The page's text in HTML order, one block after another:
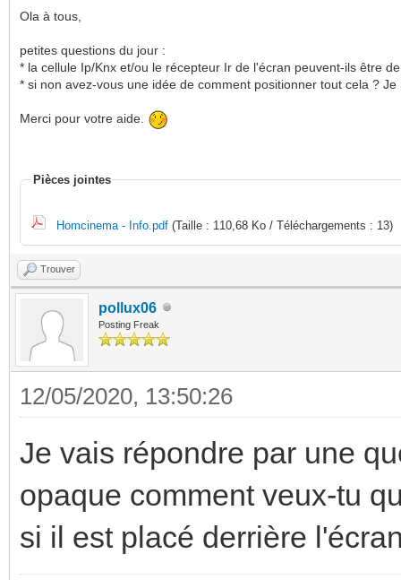
Ola à tous,
petites questions du jour :
* la cellule Ip/Knx et/ou le récepteur Ir de l'écran peuvent-ils être
* si non avez-vous une idée de comment positionner tout cela ?
Merci pour votre aide.
Pièces jointes
Homcinema - Info.pdf (Taille : 110,68 Ko / Téléchargements : 13)
Trouver
pollux06
Posting Freak
12/05/2020, 13:50:26
Je vais répondre par une
opaque comment veux-tu
si il est placé derrière